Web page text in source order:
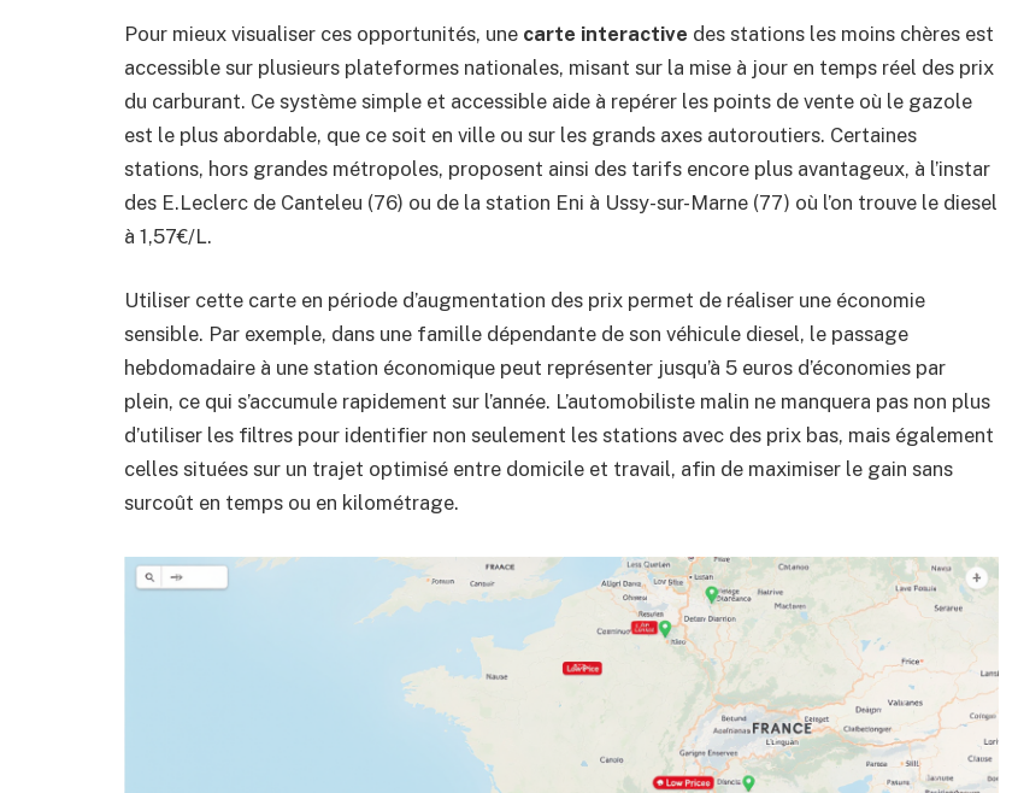
Pour mieux visualiser ces opportunités, une carte interactive des stations les moins chères est
accessible sur plusieurs plateformes nationales, misant sur la mise à jour en temps réel des prix
du carburant. Ce système simple et accessible aide à repérer les points de vente où le gazole
est le plus abordable, que ce soit en ville ou sur les grands axes autoroutiers. Certaines
stations, hors grandes métropoles, proposent ainsi des tarifs encore plus avantageux, à l’instar
des E.Leclerc de Canteleu (76) ou de la station Eni à Ussy-sur-Marne (77) où l’on trouve le diesel
à 1,57€/L.
Utiliser cette carte en période d’augmentation des prix permet de réaliser une économie
sensible. Par exemple, dans une famille dépendante de son véhicule diesel, le passage
hebdomadaire à une station économique peut représenter jusqu’à 5 euros d’économies par
plein, ce qui s’accumule rapidement sur l’année. L’automobiliste malin ne manquera pas non plus
d’utiliser les filtres pour identifier non seulement les stations avec des prix bas, mais également
celles situées sur un trajet optimisé entre domicile et travail, afin de maximiser le gain sans
surcoût en temps ou en kilométrage.